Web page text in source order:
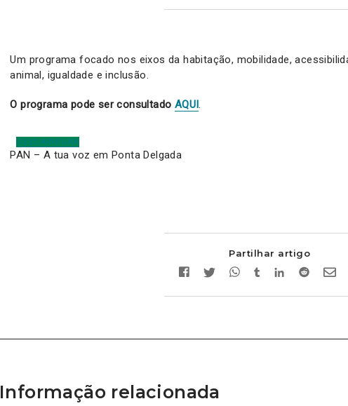
Um programa focado nos eixos da habitação, mobilidade,
animal, igualdade e inclusão.
O programa pode ser consultado AQUI
DESCARREGAR
PAN – A tua voz em Ponta Delgada
Partilhar artigo
Informação relacionada